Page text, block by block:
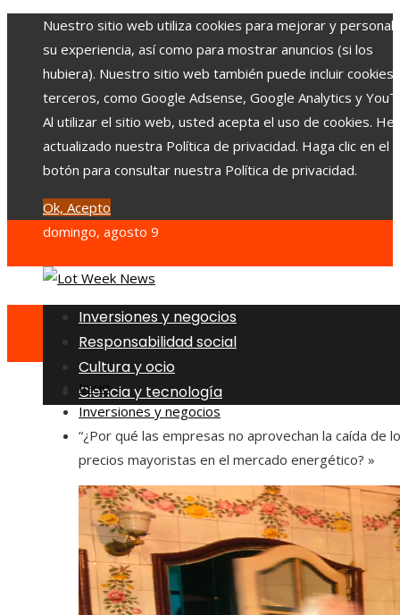
Nuestro sitio web utiliza cookies para mejorar y
su experiencia, así como para mostrar anuncios (si los
hubiera). Nuestro sitio web también puede incluir cookies
terceros, como Google Adsense, Google Analytics y
Al utilizar el sitio web, usted acepta el uso de cookies.
actualizado nuestra Política de privacidad. Haga clic en el
botón para consultar nuestra Política de privacidad.
Ok, Acepto
domingo, agosto 9
Inversiones y negocios
Responsabilidad social
Cultura y ocio
Ciencia y tecnología
Inicio
Inversiones y negocios
“¿Por qué las empresas no aprovechan la caída de
precios mayoristas en el mercado energético? »